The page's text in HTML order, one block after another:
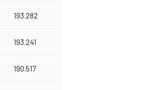
193.282
193.241
190.517